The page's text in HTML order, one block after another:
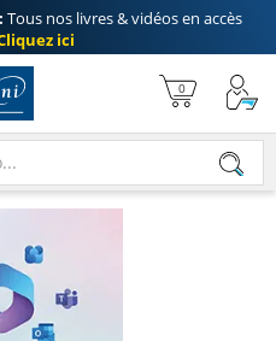
Tous nos livres & vidéos en accès
ici